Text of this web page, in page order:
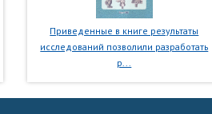
Приведенные в книге результаты
исследований позволили разработать
р...